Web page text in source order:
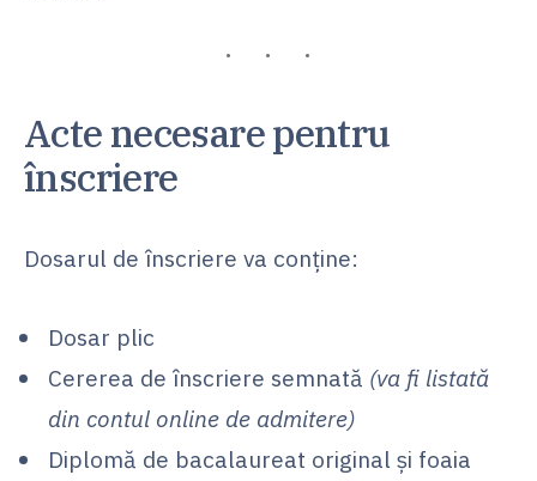
Acte necesare pentru
înscriere
Dosarul de înscriere va conține:
Dosar plic
Cererea de înscriere semnată (va fi listată
din contul online de admitere)
Diplomă de bacalaureat original și foaia